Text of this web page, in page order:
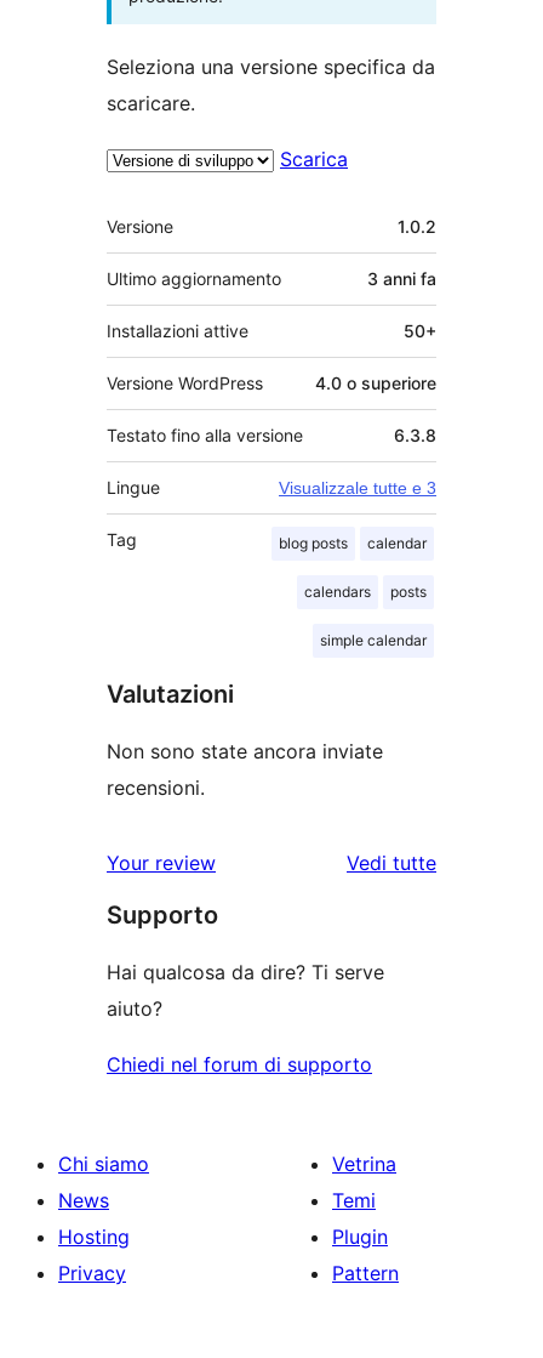
Seleziona una versione specifica da
scaricare.
Scarica
Meta
Versione 1.0.2
Ultimo aggiornamento 3 anni fa
Installazioni attive 50+
Versione WordPress 4.0 o superiore
Testato fino alla versione 6.3.8
Lingue Visualizzale tutte e 3
Tag blog posts calendar
calendars posts
simple calendar
Valutazioni
Non sono state ancora inviate
recensioni.
Your review Vedi tuttele
Supporto
Hai qualcosa da dire? Ti serve
aiuto?
Chiedi nel forum di supporto
Chi siamo
News
Hosting
Privacy
Vetrina
Temi
Plugin
Pattern